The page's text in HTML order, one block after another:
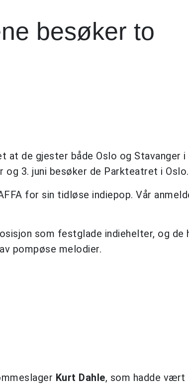
besøker to
at de gjester både Oslo og Stavanger i
og 3. juni besøker de Parkteatret i Oslo.
for sin tidløse indiepop. Vår
som festglade indiehelter, og de
pompøse melodier.
Kurt Dahle, som hadde vært